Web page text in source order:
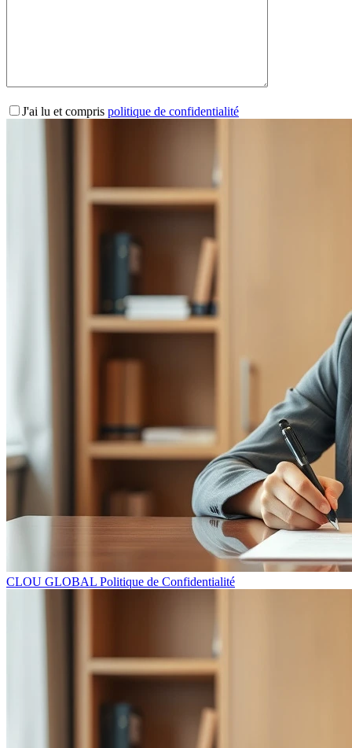
J'ai lu et compris politique de confidentialité
CLOU GLOBAL Politique de Confidentialité